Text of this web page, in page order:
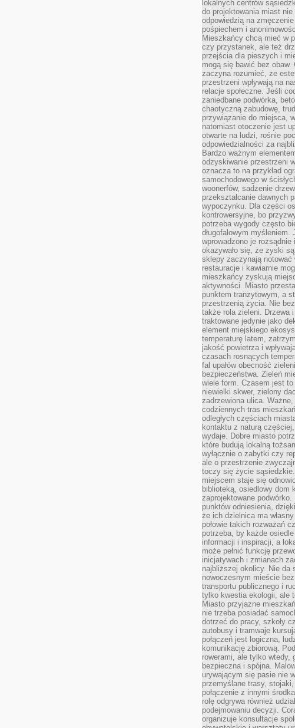
lokalnych centrów
do projektowania miast
odpowiedzią na
pośpiechem i
Mieszkańcy chcą mieć w
czy przystanek, ale też
przejścia dla pieszych i
mogą się bawić bez obaw.
zaczyna rozumieć, że
przestrzeni wpływają na
relacje społeczne. Jeśli
zaniedbane podwórka,
chaotyczną zabudowę,
przywiązanie do miejsca,
natomiast otoczenie jest
otwarte na ludzi, rośnie
odpowiedzialności za
Bardzo ważnym
odzyskiwanie przestrzeni
oznacza to na przykład
samochodowego w
woonerfów, sadzenie
przekształcanie dawnych
wypoczynku. Dla części
kontrowersyjne, bo
potrzeba wygody często
długofalowym myśleniem.
wprowadzono je
okazywało się, że zyski
sklepy zaczynają notować
restauracje i kawiarnie
mieszkańcy zyskują
aktywności. Miasto
punktem tranzytowym, a
przestrzenią życia. Nie
także rola zieleni. Drzewa
traktowane jedynie jako
element miejskiego
temperaturę latem,
jakość powietrza i
czasach rosnących
fal upałów obecność
bezpieczeństwa. Zieleń
wiele form. Czasem jest
niewielki skwer, zielony
zadrzewiona ulica.
codziennych tras
odległych częściach
kontaktu z naturą
wydaje. Dobre miasto
które budują lokalną
wyłącznie o zabytki czy
ale o przestrzenie
toczy się życie
miejscem staje się
biblioteką, osiedlowy dom
zaprojektowane
punktów odniesienia,
że ich dzielnica ma
połowie takich rozważań
potrzeba, by każde osiedle
informacji i inspiracji, a
może pełnić funkcję
inicjatywach i zmianach
najbliższej okolicy. Nie da
nowoczesnym mieście
transportu publicznego i
tylko kwestia ekologii, ale
Miasto przyjazne
nie trzeba posiadać
dotrzeć do pracy, szkoły
autobusy i tramwaje
połączeń jest logiczna,
komunikację zbiorową.
rowerami, ale tylko wtedy,
bezpieczna i spójna.
urywającym się pasie nie
przemyślane trasy,
połączenie z innymi
rolę odgrywa również
podejmowaniu decyzji.
organizuje konsultacje